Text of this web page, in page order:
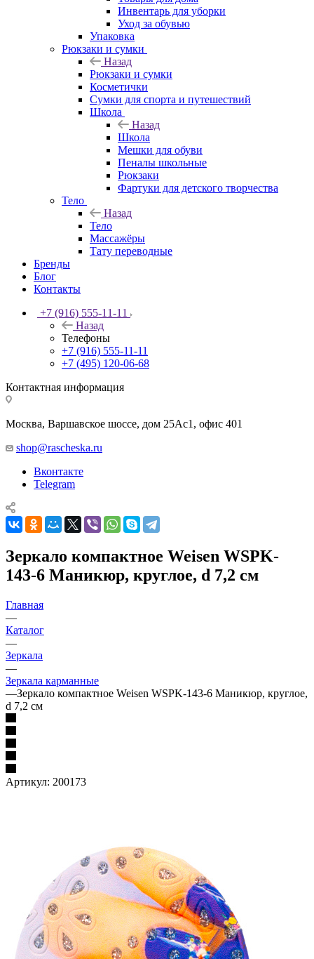
Инвентарь для уборки
Уход за обувью
Упаковка
Рюкзаки и сумки
Назад
Рюкзаки и сумки
Косметички
Сумки для спорта и путешествий
Школа
Назад
Школа
Мешки для обуви
Пеналы школьные
Рюкзаки
Фартуки для детского творчества
Тело
Назад
Тело
Массажёры
Тату переводные
Бренды
Блог
Контакты
+7 (916) 555-11-11
Назад
Телефоны
+7 (916) 555-11-11
+7 (495) 120-06-68
Контактная информация
Москва, Варшавское шоссе, дом 25Аc1, офис 401
shop@rascheska.ru
Вконтакте
Telegram
Зеркало компактное Weisen WSPK-
143-6 Маникюр, круглое, d 7,2 см
Главная
—
Каталог
—
Зеркала
—
Зеркала карманные
—Зеркало компактное Weisen WSPK-143-6 Маникюр, круглое,
d 7,2 см
Артикул: 200173